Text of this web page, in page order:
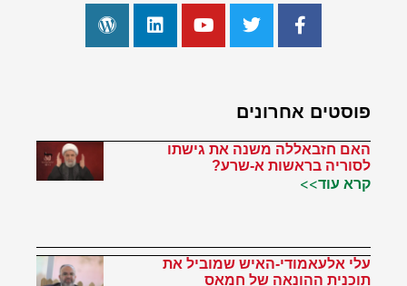
פוסטים אחרונים
האם חזבאללה משנה את גישתו
לסוריה בראשות א-שרע?
קרא עוד>>
עלי אלעאמודי-האיש שמוביל את
תוכנית ההונאה של חמאס